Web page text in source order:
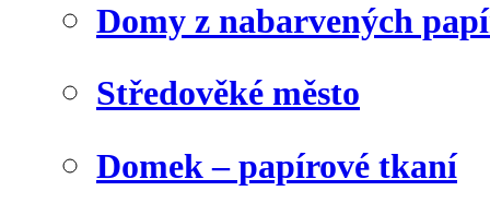
Domy z nabarvených
Středověké město
Domek – papírové tkaní